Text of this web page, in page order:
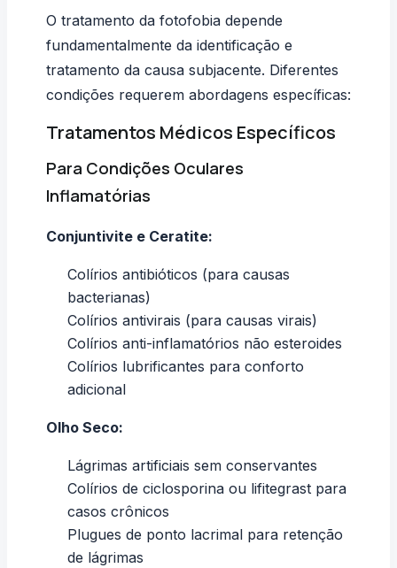
O tratamento da fotofobia depende
fundamentalmente da identificação e
tratamento da causa subjacente. Diferentes
condições requerem abordagens específicas:
Tratamentos Médicos Específicos
Para Condições Oculares
Inflamatórias
Conjuntivite e Ceratite:
Colírios antibióticos (para causas
bacterianas)
Colírios antivirais (para causas virais)
Colírios anti-inflamatórios não esteroides
Colírios lubrificantes para conforto
adicional
Olho Seco:
Lágrimas artificiais sem conservantes
Colírios de ciclosporina ou lifitegrast para
casos crônicos
Plugues de ponto lacrimal para retenção
de lágrimas